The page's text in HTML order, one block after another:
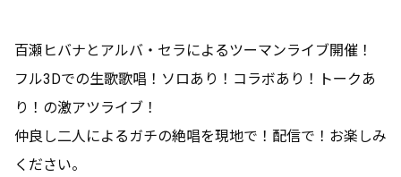
百瀬ヒバナとアルバ・セラによるツーマンライブ開催！
フル3Dでの生歌歌唱！ソロあり！コラボあり！トークあ
り！の激アツライブ！
仲良し二人によるガチの絶唱を現地で！配信で！お楽しみ
ください。